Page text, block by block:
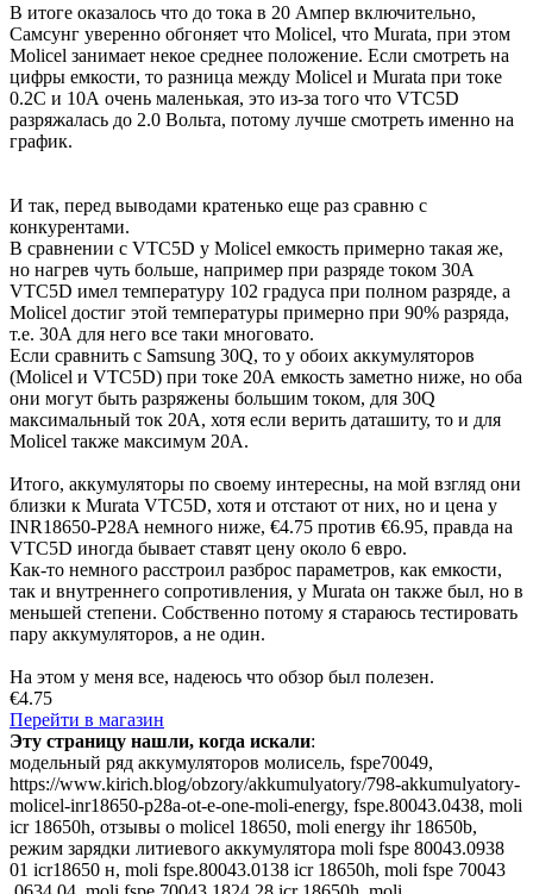
В итоге оказалось что до тока в 20 Ампер включительно,
Самсунг уверенно обгоняет что Molicel, что Murata, при этом
Molicel занимает некое среднее положение. Если смотреть на
цифры емкости, то разница между Molicel и Murata при токе
0.2С и 10А очень маленькая, это из-за того что VTC5D
разряжалась до 2.0 Вольта, потому лучше смотреть именно на
график.
И так, перед выводами кратенько еще раз сравню с
конкурентами.
В сравнении с VTC5D у Molicel емкость примерно такая же,
но нагрев чуть больше, например при разряде током 30А
VTC5D имел температуру 102 градуса при полном разряде, а
Molicel достиг этой температуры примерно при 90% разряда,
т.е. 30А для него все таки многовато.
Если сравнить с Samsung 30Q, то у обоих аккумуляторов
(Molicel и VTC5D) при токе 20А емкость заметно ниже, но оба
они могут быть разряжены большим током, для 30Q
максимальный ток 20А, хотя если верить даташиту, то и для
Molicel также максимум 20А.
Итого, аккумуляторы по своему интересны, на мой взгляд они
близки к Murata VTC5D, хотя и отстают от них, но и цена у
INR18650-P28A немного ниже, €4.75 против €6.95, правда на
VTC5D иногда бывает ставят цену около 6 евро.
Как-то немного расстроил разброс параметров, как емкости,
так и внутреннего сопротивления, у Murata он также был, но в
меньшей степени. Собственно потому я стараюсь тестировать
пару аккумуляторов, а не один.
На этом у меня все, надеюсь что обзор был полезен.
€4.75
Перейти в магазин
Эту страницу нашли, когда искали:
модельный ряд аккумуляторов молисель, fspe70049,
https://www.kirich.blog/obzory/akkumulyatory/798-akkumulyatory-
molicel-inr18650-p28a-ot-e-one-moli-energy, fspe.80043.0438, moli
icr 18650h, отзывы о molicel 18650, moli energy ihr 18650b,
режим зарядки литиевого аккумулятора moli fspe 80043.0938
01 icr18650 н, moli fspe.80043.0138 icr 18650h, moli fspe 70043